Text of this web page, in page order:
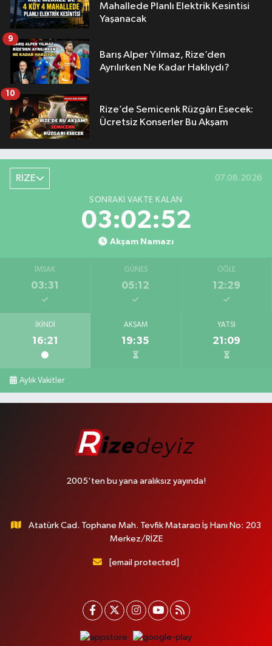
Mahallede Planlı Elektrik Kesintisi
Yaşanacak
Barış Alper Yılmaz, Rize’den
Ayrılırken Ne Kadar Haklıydı?
9
Rize’de Semicenk Rüzgârı Esecek:
Ücretsiz Konserler Bu Akşam
10
RİZE 07.08.2026
SONRAKI VAKTE KALAN
03:02:51
Akşam Namazı
İMSAK
03:31
GÜNEŞ
05:12
ÖĞLE
12:29
İKINDI
16:21
AKŞAM
19:35
YATSI
21:09
Aylık Vakitler
2005'ten bu yana aralıksız yayında!
Atatürk Cad. Tophane Mah. Tevfik Mataracı İş Hanı No: 203
Merkez/RİZE
[email protected]